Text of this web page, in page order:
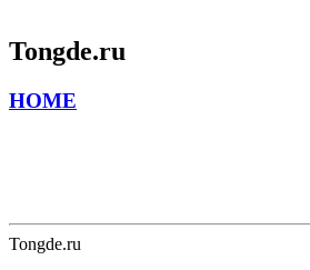
Tongde.ru
HOME
Tongde.ru